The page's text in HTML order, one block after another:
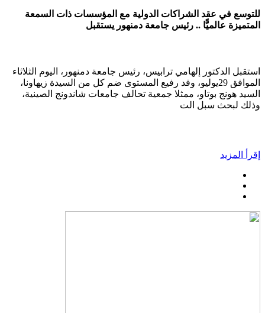
للتوسع في عقد الشراكات الدولية مع المؤسسات ذات السمعة
المتميزة عالميًّا .. رئيس جامعة دمنهور يستقبل
استقبل الدكتور إلهامي ترابيس، رئيس جامعة دمنهور، اليوم الثلاثاء
الموافق 29يوليو، وفد رفيع المستوى ضم كل من السيدة زيهاونا،
السيد هونج بوتاو، ممثلا جمعية تحالف جامعات شاندونج الصينية،
وذلك لبحث سبل الت
إقرأ المزيد